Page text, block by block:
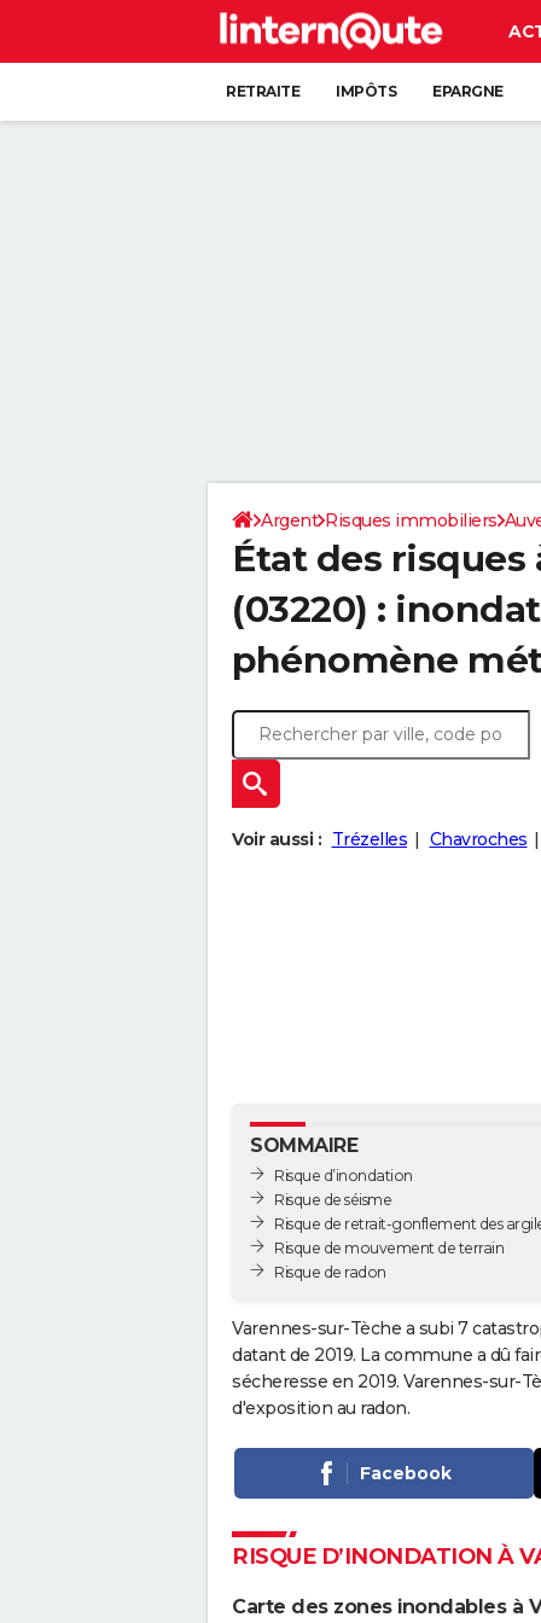
RETRAITE IMPÔTS EPARGNE
Argent Risques immobiliers
État des risques
(03220) :
phénomène
Voir aussi : Trézelles Chavroches
SOMMAIRE
Risque d’inondation
Risque de séisme
Risque de retrait-gonflement des
Risque de mouvement de terrain
Risque de radon
Varennes-sur-Tèche a subi 7
datant de 2019. La commune a dû
sécheresse en 2019. Varennes-sur-
d'exposition au radon.
Facebook
RISQUE D’INONDATION À
Carte des zones inondables à